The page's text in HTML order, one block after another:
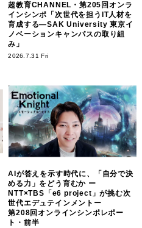
超教育CHANNEL・第205回オンラ
インシンポ「次世代を担うIT人材を
育成する―SAK University 東京イ
ノベーションキャンパスの取り組
み」
2026.7.31 Fri
AIが答えを示す時代に、「自分で決
める力」をどう育むか ー
NTT×TBS「e6 project」が挑む次
世代エデュテインメントー
第208回オンラインシンポレポー
ト・前半